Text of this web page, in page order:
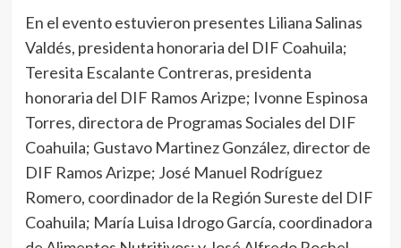
En el evento estuvieron presentes Liliana Salinas
Valdés, presidenta honoraria del DIF Coahuila;
Teresita Escalante Contreras, presidenta
honoraria del DIF Ramos Arizpe; Ivonne Espinosa
Torres, directora de Programas Sociales del DIF
Coahuila; Gustavo Martinez González, director de
DIF Ramos Arizpe; José Manuel Rodríguez
Romero, coordinador de la Región Sureste del DIF
Coahuila; María Luisa Idrogo García, coordinadora